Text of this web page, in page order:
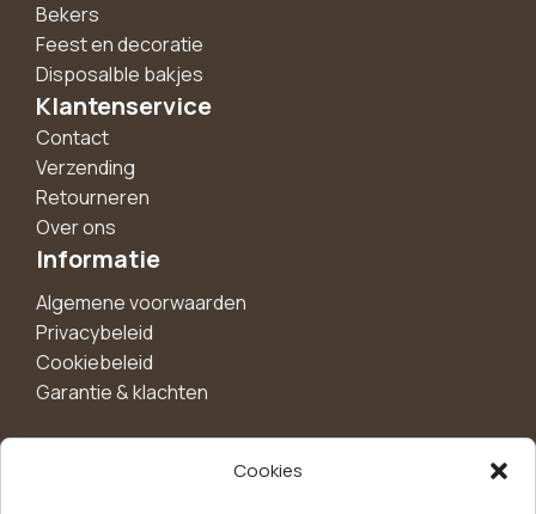
Cookies
Bekers
Feest en decoratie
Disposalble bakjes
Klantenservice
Contact
Verzending
Retourneren
Over ons
Informatie
Algemene voorwaarden
Privacybeleid
Cookiebeleid
Garantie & klachten